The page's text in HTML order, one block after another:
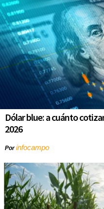
Dólar blue: a cuánto
2026
Porinfocampo